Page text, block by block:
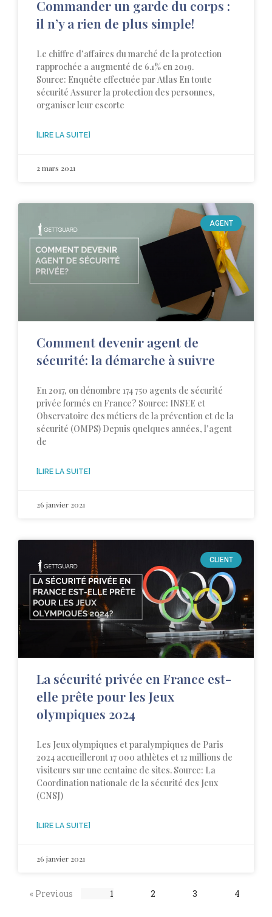
Commander un garde du corps :
il n’y a rien de plus simple!
Le chiffre d’affaires du marché de la protection
rapprochée a augmenté de 6.1% en 2019.
Source: Enquête effectuée par Atlas En toute
sécurité Assurer la protection des personnes,
organiser leur escorte
[LIRE LA SUITE]
2 mars 2021
AGENT
Comment devenir agent de
sécurité: la démarche à suivre
En 2017, on dénombre 174 750 agents de sécurité
privée formés en France? Source: INSEE et
Observatoire des métiers de la prévention et de la
sécurité (OMPS) Depuis quelques années, l’agent
de
[LIRE LA SUITE]
26 janvier 2021
CLIENT
La sécurité privée en France est-
elle prête pour les Jeux
olympiques 2024
Les Jeux olympiques et paralympiques de Paris
2024 accueilleront 17 000 athlètes et 12 millions de
visiteurs sur une centaine de sites. Source: La
Coordination nationale de la sécurité des Jeux
(CNSJ)
[LIRE LA SUITE]
26 janvier 2021
« Previous 1 2 3 4